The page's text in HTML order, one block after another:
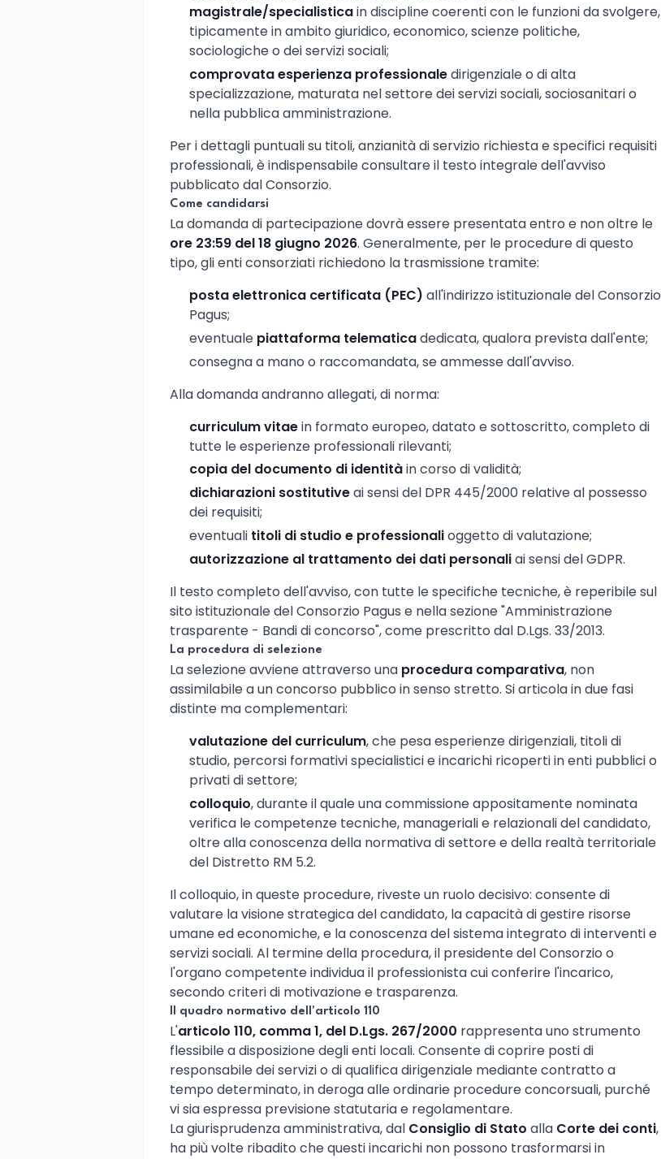
magistrale/specialisticain discipline coerenti con le funzioni da svolgere,
tipicamente in ambito giuridico, economico, scienze politiche,
sociologiche o dei servizi sociali;
comprovata esperienza professionaledirigenziale o di alta
specializzazione, maturata nel settore dei servizi sociali, sociosanitari o
nella pubblica amministrazione.
Per i dettagli puntuali su titoli, anzianità di servizio richiesta e specifici requisiti
professionali, è indispensabile consultare il testo integrale dell'avviso
pubblicato dal Consorzio.
Come candidarsi
La domanda di partecipazione dovrà essere presentata entro e non oltre le
ore 23:59 del 18 giugno 2026. Generalmente, per le procedure di questo
tipo, gli enti consorziati richiedono la trasmissione tramite:
posta elettronica certificata (PEC) all'indirizzo istituzionale del Consorzio
Pagus;
eventuale piattaforma telematicadedicata, qualora prevista dall'ente;
consegna a mano o raccomandata, se ammesse dall'avviso.
Alla domanda andranno allegati, di norma:
curriculum vitaein formato europeo, datato e sottoscritto, completo di
tutte le esperienze professionali rilevanti;
copia del documento di identitàin corso di validità;
dichiarazioni sostitutiveai sensi del DPR 445/2000 relative al possesso
dei requisiti;
eventuali titoli di studio e professionalioggetto di valutazione;
autorizzazione al trattamento dei dati personaliai sensi del GDPR.
Il testo completo dell'avviso, con tutte le specifiche tecniche, è reperibile sul
sito istituzionale del Consorzio Pagus e nella sezione "Amministrazione
trasparente - Bandi di concorso", come prescritto dal D.Lgs. 33/2013.
La procedura di selezione
La selezione avviene attraverso una procedura comparativa, non
assimilabile a un concorso pubblico in senso stretto. Si articola in due fasi
distinte ma complementari:
valutazione del curriculum, che pesa esperienze dirigenziali, titoli di
studio, percorsi formativi specialistici e incarichi ricoperti in enti pubblici o
privati di settore;
colloquio, durante il quale una commissione appositamente nominata
verifica le competenze tecniche, manageriali e relazionali del candidato,
oltre alla conoscenza della normativa di settore e della realtà territoriale
del Distretto RM 5.2.
Il colloquio, in queste procedure, riveste un ruolo decisivo: consente di
valutare la visione strategica del candidato, la capacità di gestire risorse
umane ed economiche, e la conoscenza del sistema integrato di interventi e
servizi sociali. Al termine della procedura, il presidente del Consorzio o
l'organo competente individua il professionista cui conferire l'incarico,
secondo criteri di motivazione e trasparenza.
Il quadro normativo dell'articolo 110
L'articolo 110, comma 1, del D.Lgs. 267/2000 rappresenta uno strumento
flessibile a disposizione degli enti locali. Consente di coprire posti di
responsabile dei servizi o di qualifica dirigenziale mediante contratto a
tempo determinato, in deroga alle ordinarie procedure concorsuali, purché
vi sia espressa previsione statutaria e regolamentare.
La giurisprudenza amministrativa, dal Consiglio di Stato alla Corte dei conti,
ha più volte ribadito che questi incarichi non possono trasformarsi in